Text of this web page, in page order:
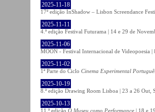
2025-11-18
17ª edição InShadow – Lisbon Screendance
2025-11-11
4.ª edição Festival Futurama | 14 e 29 de
2025-11-06
MOON - Festival Internacional de Videopoesia
2025-11-02
1ª Parte do Ciclo Cinema Experimental
2025-10-19
8.ª edição Drawing Room Lisboa | 23 a 26 Out,
2025-10-13
11.ª edição O Museu como Performance | 18 e